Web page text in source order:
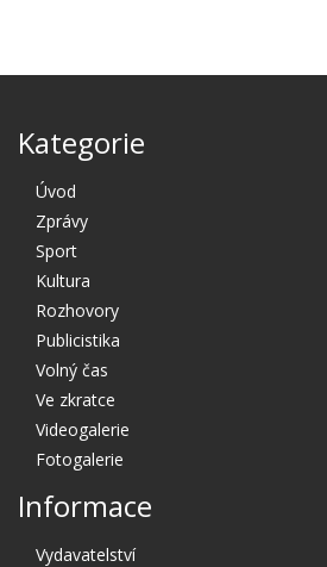
Kategorie
Úvod
Zprávy
Sport
Kultura
Rozhovory
Publicistika
Volný čas
Ve zkratce
Videogalerie
Fotogalerie
Informace
Vydavatelství